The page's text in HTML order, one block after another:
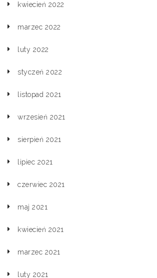
kwiecień 2022
marzec 2022
luty 2022
styczeń 2022
listopad 2021
wrzesień 2021
sierpień 2021
lipiec 2021
czerwiec 2021
maj 2021
kwiecień 2021
marzec 2021
luty 2021